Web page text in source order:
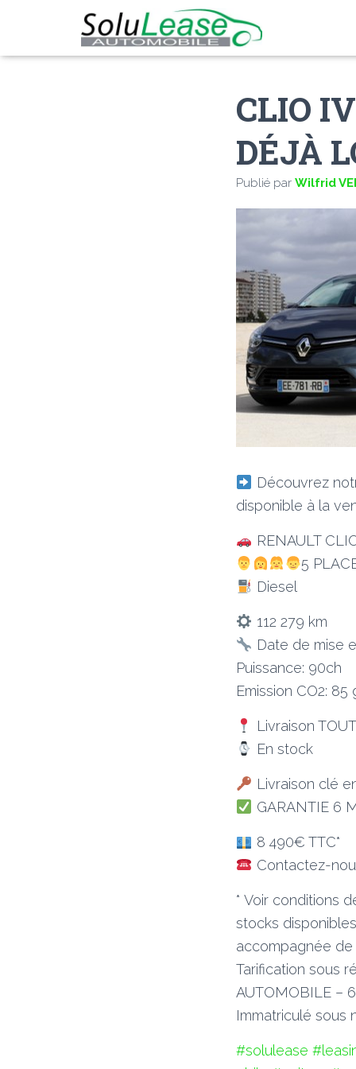
CLIO
DÉJÀ
Publié par Wilfrid
Découvrez
disponible à la
RENAULT
5
Diesel
112 279 km
Date de mise
Puissance: 90ch
Emission CO2:
Livraison
En stock
Livraison clé
GARANTIE 6
8 490€ TTC*
Contactez-
* Voir conditions
stocks
accompagnée de
Tarification sous
AUTOMOBILE –
Immatriculé sous
#solulease